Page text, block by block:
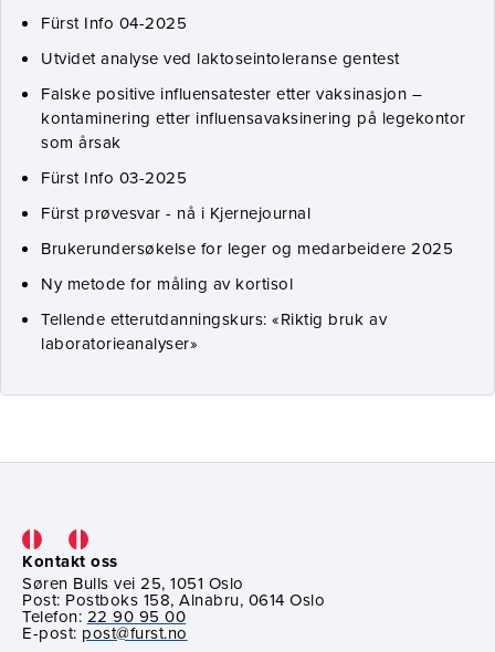
Fürst Info 04-2025
Utvidet analyse ved laktoseintoleranse gentest
Falske positive influensatester etter vaksinasjon –
kontaminering etter influensavaksinering på legekontor
som årsak
Fürst Info 03-2025
Fürst prøvesvar - nå i Kjernejournal
Brukerundersøkelse for leger og medarbeidere 2025
Ny metode for måling av kortisol
Tellende etterutdanningskurs: «Riktig bruk av
laboratorieanalyser»
Kontakt oss
Søren Bulls vei 25, 1051 Oslo
Post: Postboks 158, Alnabru, 0614 Oslo
Telefon: 22 90 95 00
E-post: post@furst.no